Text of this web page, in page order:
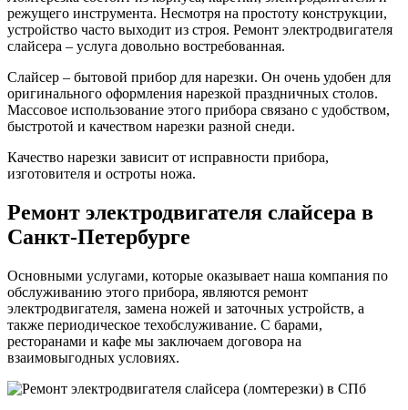
режущего инструмента. Несмотря на простоту конструкции,
устройство часто выходит из строя. Ремонт электродвигателя
слайсера – услуга довольно востребованная.
Слайсер – бытовой прибор для нарезки. Он очень удобен для
оригинального оформления нарезкой праздничных столов.
Массовое использование этого прибора связано с удобством,
быстротой и качеством нарезки разной снеди.
Качество нарезки зависит от исправности прибора,
изготовителя и остроты ножа.
Ремонт электродвигателя слайсера в
Санкт-Петербурге
Основными услугами, которые оказывает наша компания по
обслуживанию этого прибора, являются ремонт
электродвигателя, замена ножей и заточных устройств, а
также периодическое техобслуживание. С барами,
ресторанами и кафе мы заключаем договора на
взаимовыгодных условиях.